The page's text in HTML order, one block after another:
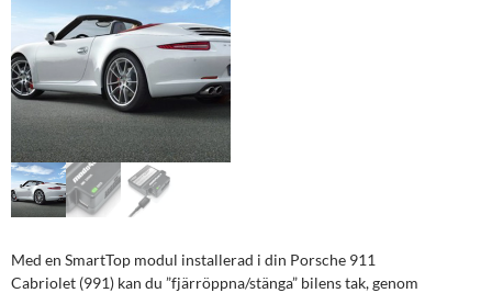
Med en SmartTop modul installerad i din Porsche 911
Cabriolet (991) kan du ”fjärröppna/stänga” bilens tak, genom